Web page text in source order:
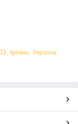
Ірпінь, Україна